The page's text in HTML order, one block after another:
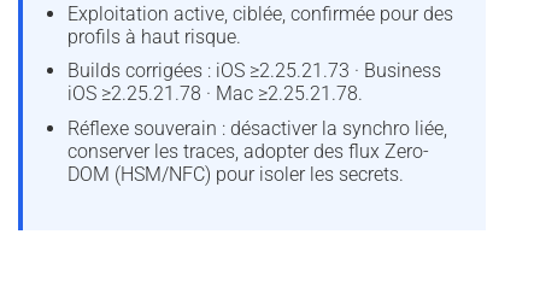
Exploitation active, ciblée, confirmée pour des
profils à haut risque.
Builds corrigées : iOS ≥2.25.21.73 · Business
iOS ≥2.25.21.78 · Mac ≥2.25.21.78.
Réflexe souverain : désactiver la synchro liée,
conserver les traces, adopter des flux Zero-
DOM (HSM/NFC) pour isoler les secrets.